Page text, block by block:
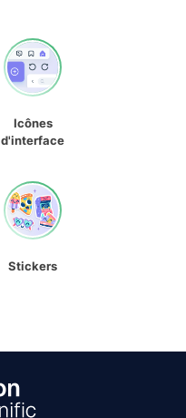
Icônes
d'interface
Stickers